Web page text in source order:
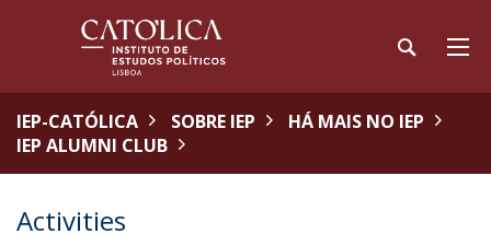
IEP-CATÓLICA SOBRE IEP
HÁ MAIS NO IEP
IEP ALUMNI CLUB
Activities